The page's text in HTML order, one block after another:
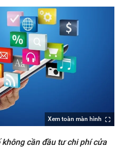
Xem toàn màn hình
cần đầu tư chi phí cửa